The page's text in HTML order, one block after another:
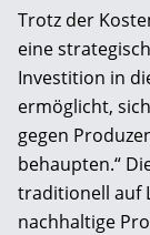
Trotz der
eine
Investition in
ermöglicht,
gegen
behaupten.“
traditionell auf
nachhaltige